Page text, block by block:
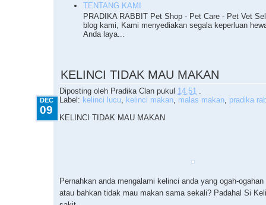
TENTANG KAMI
PRADIKA RABBIT Pet Shop - Pet Care - Pet Vet
blog kami, Kami menyediakan segala keperluan
Anda laya...
KELINCI TIDAK MAU MAKAN
Diposting oleh Pradika Clan pukul 14.51 .
DEC
09
Label: kelinci lucu, kelinci makan, malas makan, pradika
KELINCI TIDAK MAU MAKAN
Pernahkan anda mengalami kelinci anda yang ogah-
atau bahkan tidak mau makan sama sekali? Padahal Si